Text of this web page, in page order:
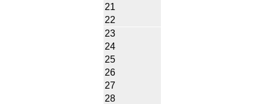
21
22
23
24
25
26
27
28